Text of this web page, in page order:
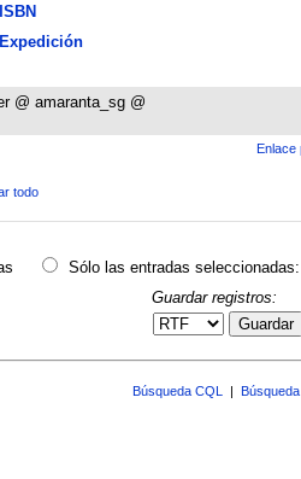
ISBN
Expedición
@ amaranta_sg @
Enlace
todo
Sólo las entradas seleccionadas:
Guardar registros:
Guardar
Búsqueda CQL